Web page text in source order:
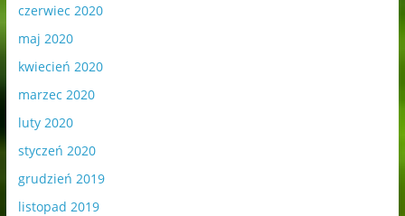
czerwiec 2020
maj 2020
kwiecień 2020
marzec 2020
luty 2020
styczeń 2020
grudzień 2019
listopad 2019